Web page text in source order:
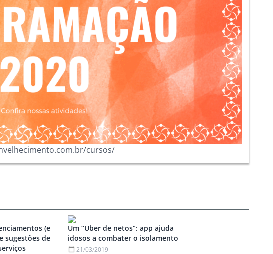
cursos/
(e
sugestões de
Um “Uber de netos”: app ajuda
idosos a combater o isolamento
21/03/2019